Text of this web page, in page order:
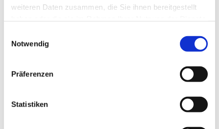
weiteren Daten zusammen, die Sie ihnen bereitgestellt
Notwendig
Präferenzen
Statistiken
Ein weiterer Schwerpunkt der Sitzung waren die
als auch in St. Johannis sind die Heizungsanlagen defekt.
Die notwendigen Erneuerungen sind bereits in Planung,
abgeschlossen werden können.
Auch die Gebäude selbst erfordern Investitionen: Im
Westbereich der Heilandskirche muss das Dach repariert